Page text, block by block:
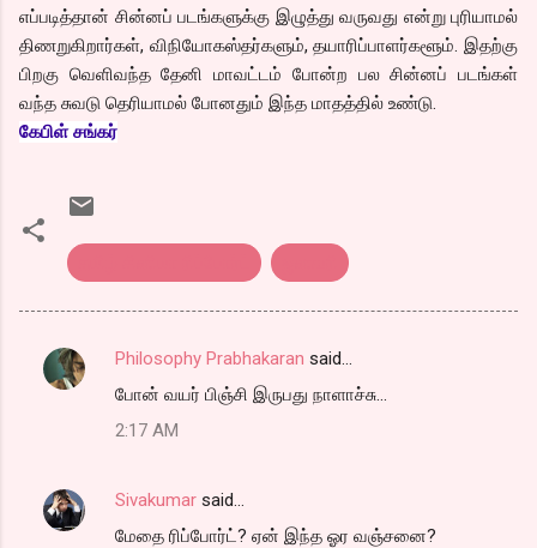
எப்படித்தான் சின்னப் படங்களுக்கு இழுத்து வருவது என்று புரியாமல்
திணறுகிறார்கள், விநியோகஸ்தர்களும், தயாரிப்பாளர்களூம். இதற்கு
பிறகு வெளிவந்த தேனி மாவட்டம் போன்ற பல சின்னப் படங்கள்
வந்த சுவடு தெரியாமல் போனதும் இந்த மாதத்தில் உண்டு.
கேபிள் சங்கர்
C
e
Philosophy Prabhakaran said…
போன் வயர் பிஞ்சி இருபது நாளாச்சு...
2:17 AM
Sivakumar said…
மேதை ரிப்போர்ட்? ஏன் இந்த ஓர வஞ்சனை?